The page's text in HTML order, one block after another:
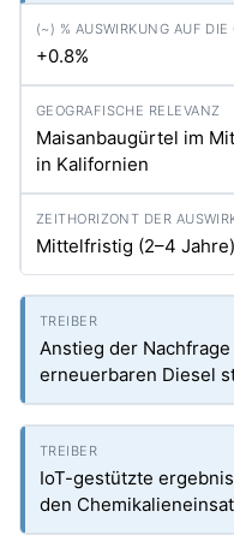
+0.8%
Maisanbaugürtel im
in Kalifornien
Mittelfristig (2–4 Jahre)
Anstieg der
erneuerbaren Diesel
IoT-gestützte
den